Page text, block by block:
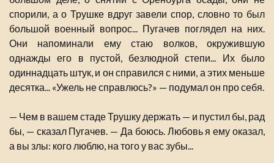
спорили, а о Трушке вдруг завели спор, словно то был
большой военный вопрос... Пугачев поглядел на них.
Они напоминали ему стаю волков, окружившую
однажды его в пустой, безлюдной степи... Их было
одиннадцать штук, и он справился с ними, а этих меньше
десятка... «Ужель не справлюсь?» — подумал он про себя.
— Чем в вашем стаде Трушку держать — и пустил бы, рад
бы, — сказал Пугачев. — Да боюсь. Любовь я ему оказал,
а вы злы: кого люблю, на того у вас зубы...